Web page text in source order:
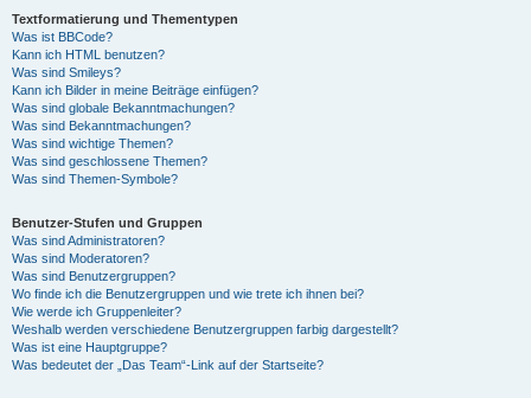
Textformatierung und Thementypen
Was ist BBCode?
Kann ich HTML benutzen?
Was sind Smileys?
Kann ich Bilder in meine Beiträge einfügen?
Was sind globale Bekanntmachungen?
Was sind Bekanntmachungen?
Was sind wichtige Themen?
Was sind geschlossene Themen?
Was sind Themen-Symbole?
Benutzer-Stufen und Gruppen
Was sind Administratoren?
Was sind Moderatoren?
Was sind Benutzergruppen?
Wo finde ich die Benutzergruppen und wie trete ich ihnen bei?
Wie werde ich Gruppenleiter?
Weshalb werden verschiedene Benutzergruppen farbig dargestellt?
Was ist eine Hauptgruppe?
Was bedeutet der „Das Team“-Link auf der Startseite?